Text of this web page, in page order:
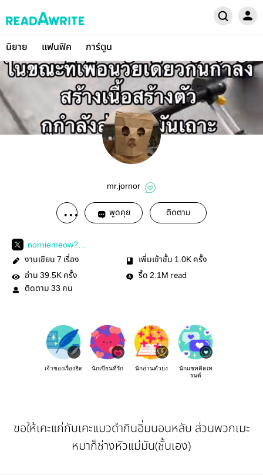
นิยาย แฟนฟิค การ์ตูน
mr.jornor
พูดคุย ติดตาม
norniemeow?
s=21&amp;t=i54KP5D
YwnDxmzE_ICdzcw
งานเขียน 7 เรื่อง เพิ่มเข้าชั้น 1.0K ครั้ง
อ่าน 39.5K ครั้ง รี้ด 2.1M read
ติดตาม 33 คน
เจ้าของเรื่องฮิต นักเขียนที่รัก นักอ่านตัวยง
นักแชทติดเท
รนด์
ขอให้เคะแก่กับเคะแมวดำกินอิ่มนอนหลับ ส่วนพวกเมะ
หมาก็ช่างหัวแม่มัน(ชั้นเอง)